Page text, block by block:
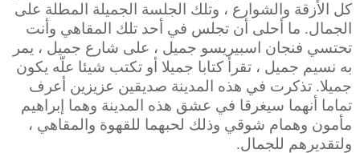
كل الأزقة والشوارع ، وتلك الجلسة الجميلة المطلة على
الجمال. ما أحلى أن تجلس في أحد تلك المقاهي وأنت
تحتسي فنجان اسبيريسو جميل ، على شارع جميل ، يمر
به نسيم جميل ، تقرأ كتابا جميلا أو تكتب شيئا علّه يكون
جميلا. تذكرت في هذه المدينة صديقين عزيزين أعرف
تماما أنهما سيغرقا في عشق هذه المدينة وهما إبراهيم
مأمون وهمام شوقي وذلك لحبهما للقهوة والمقاهي ،
ولتقديرهم للجمال.